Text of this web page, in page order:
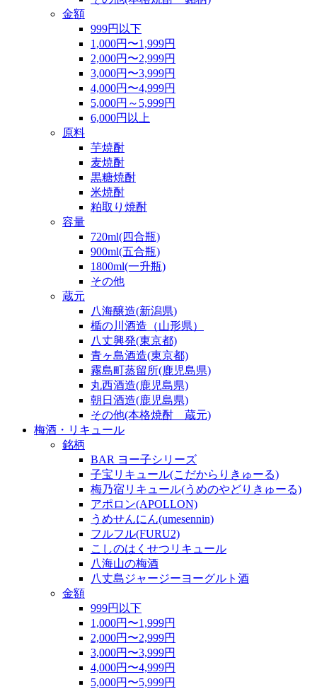
金額
999円以下
1,000円〜1,999円
2,000円〜2,999円
3,000円〜3,999円
4,000円〜4,999円
5,000円～5,999円
6,000円以上
原料
芋焼酎
麦焼酎
黒糖焼酎
米焼酎
粕取り焼酎
容量
720ml(四合瓶)
900ml(五合瓶)
1800ml(一升瓶)
その他
蔵元
八海醸造(新潟県)
楯の川酒造（山形県）
八丈興発(東京都)
青ヶ島酒造(東京都)
霧島町蒸留所(鹿児島県)
丸西酒造(鹿児島県)
朝日酒造(鹿児島県)
その他(本格焼酎 蔵元)
梅酒・リキュール
銘柄
BAR ヨー子シリーズ
子宝リキュール(こだからりきゅーる)
梅乃宿リキュール(うめのやどりきゅーる)
アポロン(APOLLON)
うめせんにん(umesennin)
フルフル(FURU2)
こしのはくせつリキュール
八海山の梅酒
八丈島ジャージーヨーグルト酒
金額
999円以下
1,000円〜1,999円
2,000円〜2,999円
3,000円〜3,999円
4,000円〜4,999円
5,000円〜5,999円